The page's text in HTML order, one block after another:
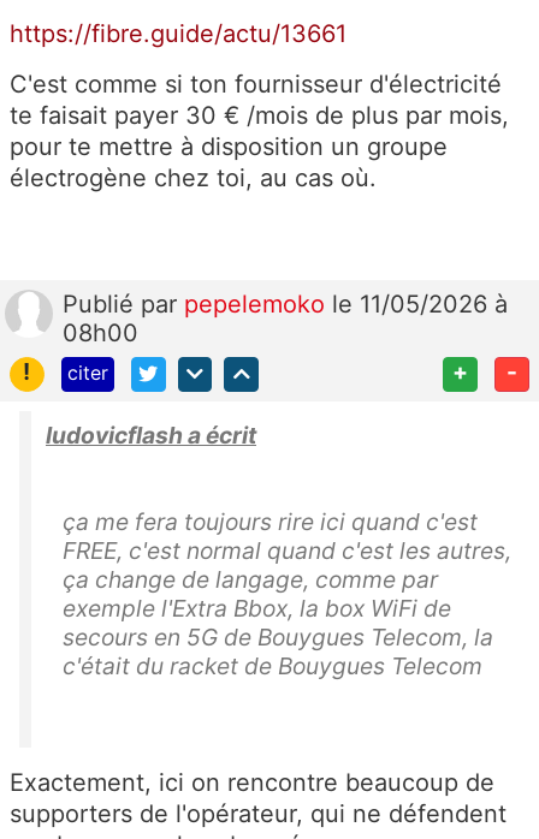
https://fibre.guide/actu/13661
C'est comme si ton fournisseur d'électricité
te faisait payer 30 € /mois de plus par mois,
pour te mettre à disposition un groupe
électrogène chez toi, au cas où.
Publié par pepelemoko le 11/05/2026 à
08h00
!
citer + -
ludovicflash a écrit
ça me fera toujours rire ici quand c'est
FREE, c'est normal quand c'est les autres,
ça change de langage, comme par
exemple l'Extra Bbox, la box WiFi de
secours en 5G de Bouygues Telecom, la
c'était du racket de Bouygues Telecom
Exactement, ici on rencontre beaucoup de
supporters de l'opérateur, qui ne défendent